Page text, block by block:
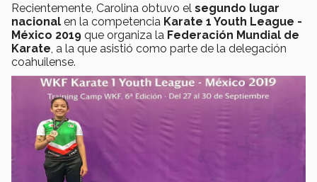
Recientemente, Carolina obtuvo el segundo lugar
nacional en la competencia Karate 1 Youth League -
México 2019 que organiza la Federación Mundial de
Karate , a la que asistió como parte de la delegación
coahuilense.